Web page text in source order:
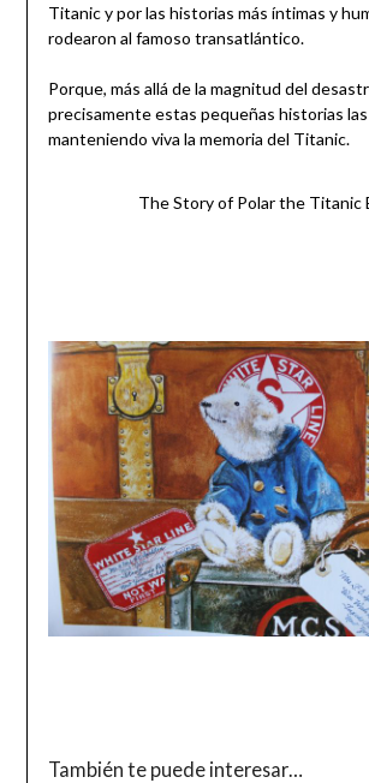
Titanic y por las historias más íntimas y
rodearon al famoso transatlántico.
Porque, más allá de la magnitud del
precisamente estas pequeñas historias
manteniendo viva la memoria del Titanic.
The Story of Polar the Titanic
También te puede interesar…